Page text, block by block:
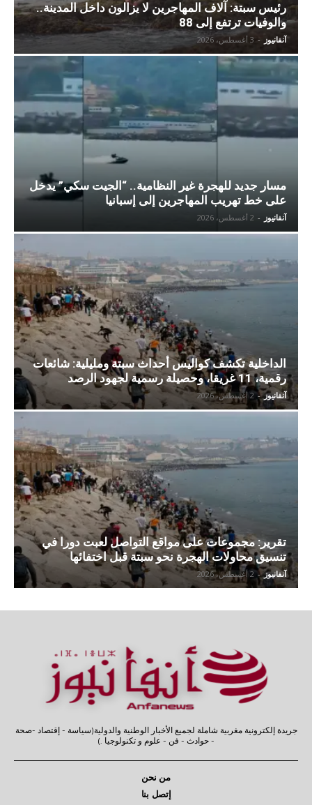
رئيس سبتة: آلاف المهاجرين لا يزالون داخل المدينة..
والوفيات ترتفع إلى 88
آنفانيوز - 3 أغسطس، 2026
مسار جديد للهجرة غير النظامية.. “الجيت سكي” يدخل
على خط تهريب المهاجرين إلى إسبانيا
آنفانيوز - 2 أغسطس، 2026
الداخلية تكشف كواليس أحداث سبتة ومليلية: شائعات
رقمية، 11 غريقا، وحصيلة رسمية لجهود الرصد
آنفانيوز - 2 أغسطس، 2026
تقرير: مجموعات على مواقع التواصل لعبت دورا في
تنسيق محاولات الهجرة نحو سبتة قبل اختفائها
آنفانيوز - 2 أغسطس، 2026
جريدة إلكترونية مغربية شاملة لجميع الأخبار الوطنية والدولية(سياسة - إقتصاد -صحة
- حوادث - فن - علوم و تكنولوجيا .)
من نحن
إتصل بنا